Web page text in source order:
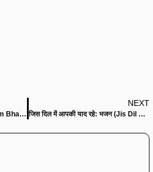
राम भजा सो जीता जग में – भजन (Ram Bhaja So Jeeta Jag Me)
NEXT
जिस दिल में आपकी याद रहे: भजन (Jis Dil Main Aapki Yaad Rahe)